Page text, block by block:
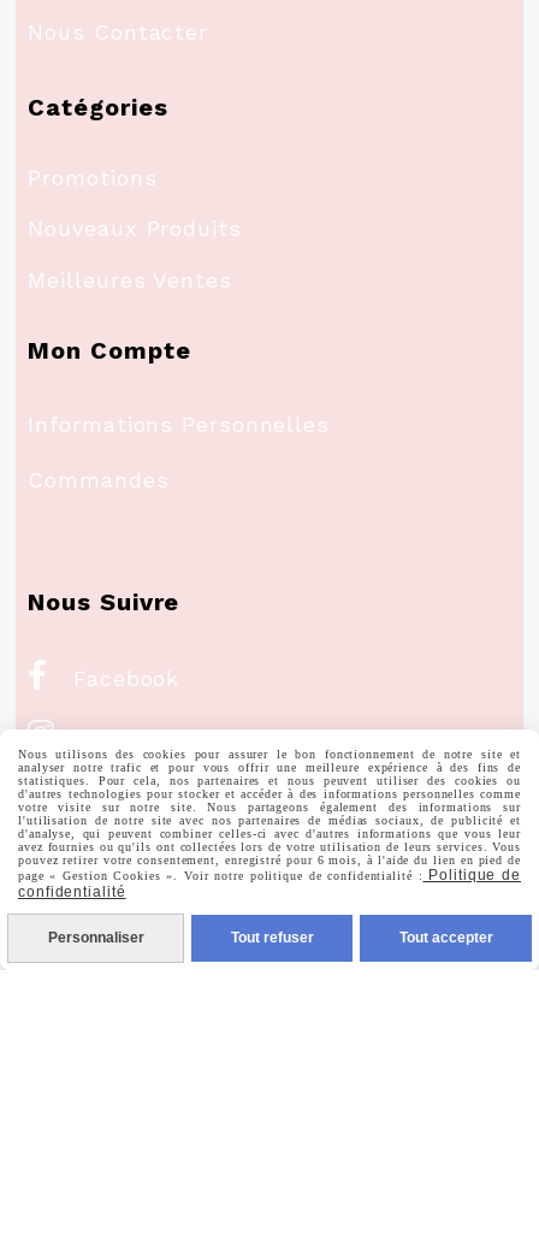
Nous Contacter
Catégories
Promotions
Nouveaux Produits
Meilleures Ventes
Mon Compte
Informations Personnelles
Commandes
Nous Suivre
 Facebook
Instagram
Pinterest
 Youtube
Votre Email
Nous utilisons des cookies pour assurer le bon fonctionnement de notre site et
analyser notre trafic et pour vous offrir une meilleure expérience à des fins de
statistiques. Pour cela, nos partenaires et nous peuvent utiliser des cookies ou
d'autres technologies pour stocker et accéder à des informations personnelles comme
votre visite sur notre site. Nous partageons également des informations sur
l'utilisation de notre site avec nos partenaires de médias sociaux, de publicité et
d'analyse, qui peuvent combiner celles-ci avec d'autres informations que vous leur
avez fournies ou qu'ils ont collectées lors de votre utilisation de leurs services. Vous
pouvez retirer votre consentement, enregistré pour 6 mois, à l'aide du lien en pied de
page « Gestion Cookies ». Voir notre politique de confidentialité :
Politique de
confidentialité
Personnaliser Tout refuser Tout accepter